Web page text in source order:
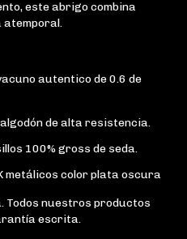
este abrigo combina
atemporal.
autentico de 0.6 de
de alta resistencia.
100% gross de seda.
metálicos color plata oscura
Todos nuestros productos
escrita.